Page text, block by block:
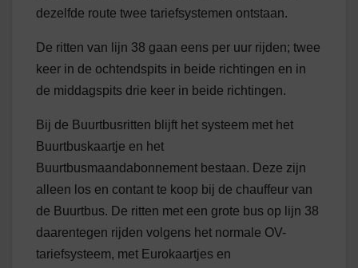
dezelfde route twee tariefsystemen ontstaan.
De ritten van lijn 38 gaan eens per uur rijden; twee
keer in de ochtendspits in beide richtingen en in
de middagspits drie keer in beide richtingen.
Bij de Buurtbusritten blijft het systeem met het
Buurtbuskaartje en het
Buurtbusmaandabonnement bestaan. Deze zijn
alleen los en contant te koop bij de chauffeur van
de Buurtbus. De ritten met een grote bus op lijn 38
daarentegen rijden volgens het normale OV-
tariefsysteem, met Eurokaartjes en